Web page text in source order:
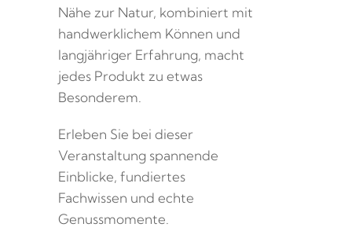
Nähe zur Natur, kombiniert mit
handwerklichem Können und
langjähriger Erfahrung, macht
jedes Produkt zu etwas
Besonderem.
Erleben Sie bei dieser
Veranstaltung spannende
Einblicke, fundiertes
Fachwissen und echte
Genussmomente.